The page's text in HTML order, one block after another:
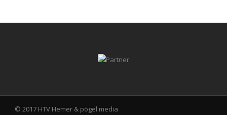
© 2017 HTV Hemer & pögel media